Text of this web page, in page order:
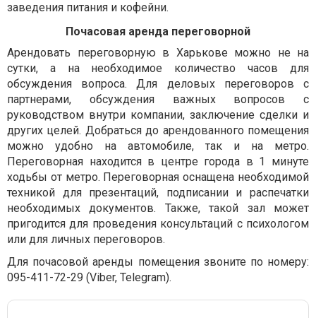
заведения питания и кофейни.
Почасовая аренда переговорной
Арендовать переговорную в Харькове можно не на
сутки, а на необходимое количество часов для
обсуждения вопроса. Для деловых переговоров с
партнерами, обсуждения важных вопросов с
руководством внутри компании, заключение сделки и
других целей. Добраться до арендованного помещения
можно удобно на автомобиле, так и на метро.
Переговорная находится в центре города в 1 минуте
ходьбы от метро. Переговорная оснащена необходимой
техникой для презентаций, подписании и распечатки
необходимых документов. Также, такой зал может
пригодится для проведения консультаций с психологом
или для личных переговоров.
Для почасовой аренды помещения звоните по номеру:
095-411-72-29 (Viber, Telegram).